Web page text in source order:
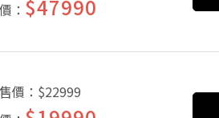
： $47990
價： $22999